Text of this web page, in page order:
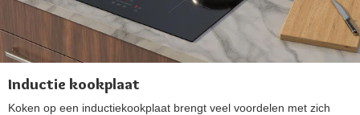
Inductie kookplaat
Koken op een inductiekookplaat brengt veel voordelen met zich